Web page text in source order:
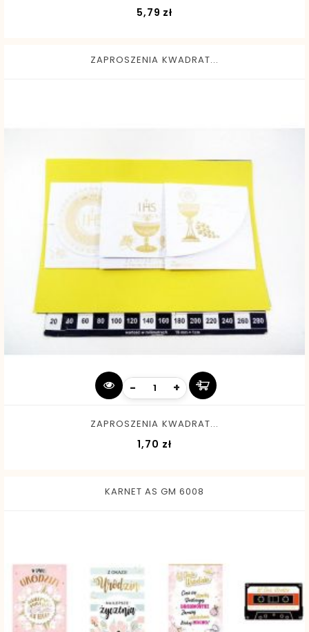
5,79 zł
ZAPROSZENIA KWADRAT...
- +
ZAPROSZENIA KWADRAT...
1,70 złCena
KARNET AS GM 6008